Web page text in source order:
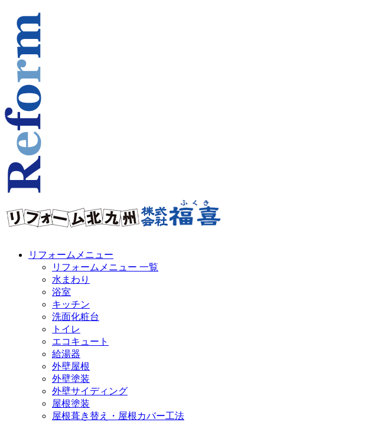
リフォームメニュー
リフォームメニュー 一覧
水まわり
浴室
キッチン
洗面化粧台
トイレ
エコキュート
給湯器
外壁屋根
外壁塗装
外壁サイディング
屋根塗装
屋根葺き替え・屋根カバー工法